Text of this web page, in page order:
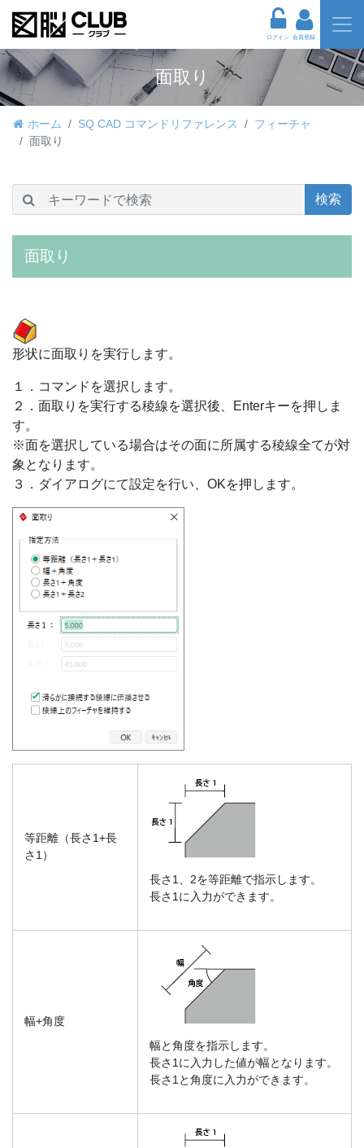
ログイン 会員登録
面取り
ホーム SQ CAD コマンドリファレンス
フィーチャ
面取り
検索
面取り
形状に面取りを実行します。
１．コマンドを選択します。
２．面取りを実行する稜線を選択後、Enterキーを押しま
す。
※面を選択している場合はその面に所属する稜線全てが対
象となります。
３．ダイアログにて設定を行い、OKを押します。
等距離（長さ1+長
さ1）
長さ1、2を等距離で指示します。
長さ1に入力ができます。
幅+角度
幅と角度を指示します。
長さ1に入力した値が幅となります。
長さ1と角度に入力ができます。